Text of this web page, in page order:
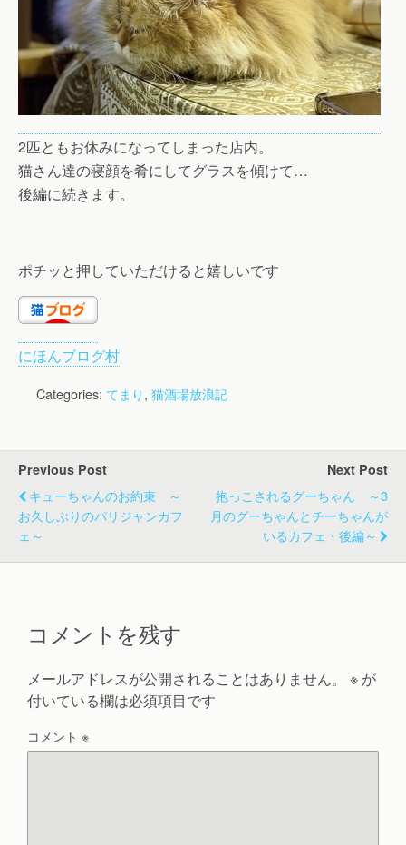
2匹ともお休みになってしまった店内。
猫さん達の寝顔を肴にしてグラスを傾けて…
後編に続きます。
ポチッと押していただけると嬉しいです
にほんブログ村
Categories: てまり, 猫酒場放浪記
Previous Post
キューちゃんのお約束 ～
お久しぶりのパリジャンカフ
ェ～
Next Post
抱っこされるグーちゃん ～3
月のグーちゃんとチーちゃんが
いるカフェ・後編～
コメントを残す
メールアドレスが公開されることはありません。 ※ が
付いている欄は必須項目です
コメント ※